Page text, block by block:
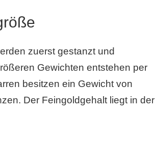
zuerst gestanzt und
Gewichten entstehen per
besitzen ein Gewicht von
Der Feingoldgehalt liegt in der